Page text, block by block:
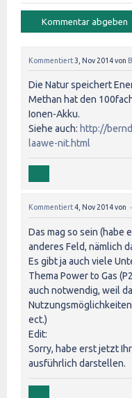
Kommentiert 3, Nov 2014von
Die Natur speichert
Methan hat den
Ionen-Akku.
Siehe auch: http://
laawe-nit.html
Kommentiert4, Nov 2014von
Das mag so sein (habe
anderes Feld, nämlich
Es gibt ja auch viele
Thema Power to Gas
auch notwendig, weil
ect.)
Edit:
Sorry, habe erst jetzt
ausführlich darstellen.